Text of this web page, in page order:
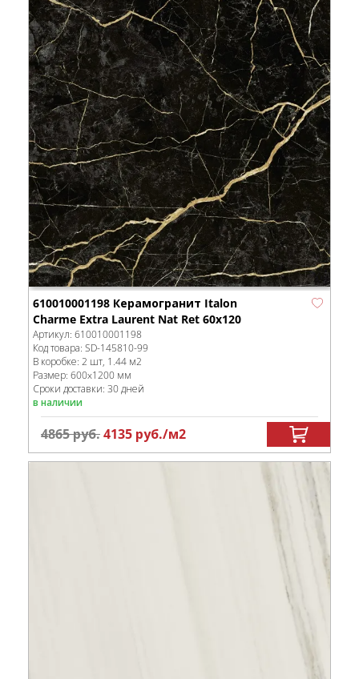
610010001198 Керамогранит Italon
Charme Extra Laurent Nat Ret 60x120
Артикул: 610010001198
Код товара: SD-145810-99
В коробке: 2 шт, 1.44 м2
Размер: 600x1200 мм
Сроки доставки: 30 дней
в наличии
4865руб.4135 руб./м2